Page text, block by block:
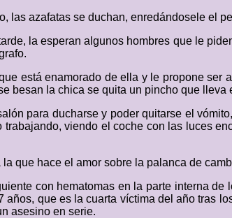
las azafatas se duchan, enredándosele el
la esperan algunos hombres que le
está enamorado de ella y le propone ser
besan la chica se quita un pincho que
para ducharse y poder quitarse el
trabajando, viendo el coche con las luces
la que hace el amor sobre la palanca de
con hematomas en la parte interna
años, que es la cuarta víctima del año tras
asesino en serie.